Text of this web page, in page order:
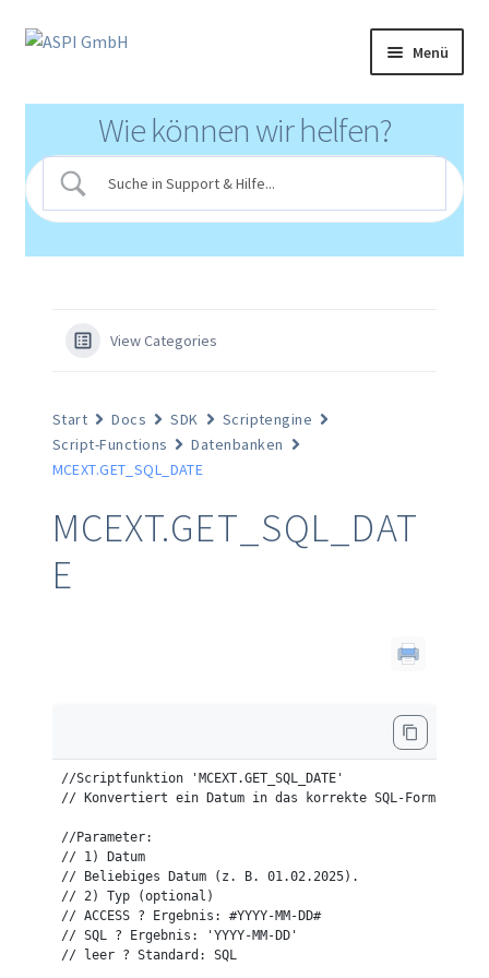
Zur
Zum
Menü
Produkte
Partnerprogramm
Support
Mediathek
Wie können wir helfen?
View Categories
Start Docs SDK
Scriptengine
Script-Functions
Datenbanken
MCEXT.GET_SQL_DATE
MCEXT.GET_SQL_DAT
E
//Scriptfunktion 'MCEXT.GET_SQL_DATE'
// Konvertiert ein Datum in das korrekte SQL-Format für
//Parameter:
// 1) Datum
// Beliebiges Datum (z. B. 01.02.2025).
// 2) Typ (optional)
// ACCESS ? Ergebnis: #YYYY-MM-DD#
// SQL ? Ergebnis: 'YYYY-MM-DD'
// leer ? Standard: SQL